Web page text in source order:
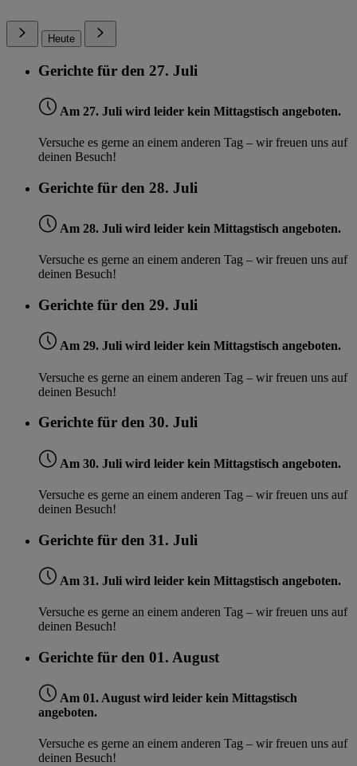
Heute
Gerichte für den 27. Juli
Am 27. Juli wird leider kein Mittagstisch angeboten.
Versuche es gerne an einem anderen Tag – wir freuen uns auf
deinen Besuch!
Gerichte für den 28. Juli
Am 28. Juli wird leider kein Mittagstisch angeboten.
Versuche es gerne an einem anderen Tag – wir freuen uns auf
deinen Besuch!
Gerichte für den 29. Juli
Am 29. Juli wird leider kein Mittagstisch angeboten.
Versuche es gerne an einem anderen Tag – wir freuen uns auf
deinen Besuch!
Gerichte für den 30. Juli
Am 30. Juli wird leider kein Mittagstisch angeboten.
Versuche es gerne an einem anderen Tag – wir freuen uns auf
deinen Besuch!
Gerichte für den 31. Juli
Am 31. Juli wird leider kein Mittagstisch angeboten.
Versuche es gerne an einem anderen Tag – wir freuen uns auf
deinen Besuch!
Gerichte für den 01. August
Am 01. August wird leider kein Mittagstisch
angeboten.
Versuche es gerne an einem anderen Tag – wir freuen uns auf
deinen Besuch!